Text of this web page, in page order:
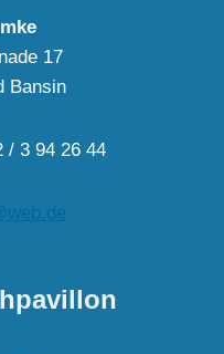
17
Bansin
/ 3 94 26 44